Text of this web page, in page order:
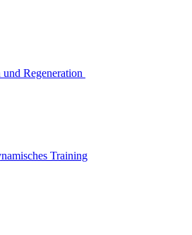
Regeneration
Training